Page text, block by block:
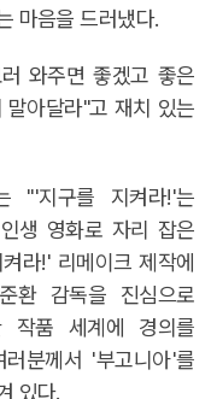
마음을 드러냈다.
와주면 좋겠고 좋은
아달라"고 재치 있는
"'지구를 지켜라!'는
생 영화로 자리 잡은
라!' 리메이크 제작에
환 감독을 진심으로
작품 세계에 경의를
분께서 '부고니아'를
있다.